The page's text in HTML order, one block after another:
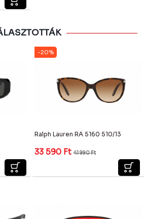
-20%
Ralph Lauren RA 5160 510/13
33 590 Ft 41 990Ft